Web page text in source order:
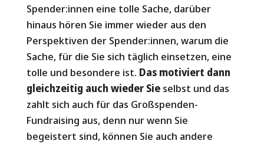
Spender:innen eine tolle Sache, darüber
hinaus hören Sie immer wieder aus den
Perspektiven der Spender:innen, warum die
Sache, für die Sie sich täglich einsetzen, eine
tolle und besondere ist. Das motiviert dann
gleichzeitig auch wieder Sieselbst und das
zahlt sich auch für das Großspenden-
Fundraising aus, denn nur wenn Sie
begeistert sind, können Sie auch andere